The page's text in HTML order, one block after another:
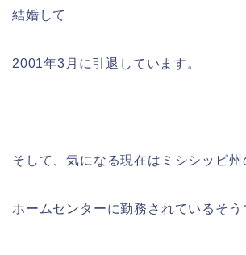
結婚して
2001年3月に引退しています。
そして、気になる現在はミシシッピ州
ホームセンターに勤務されているそう